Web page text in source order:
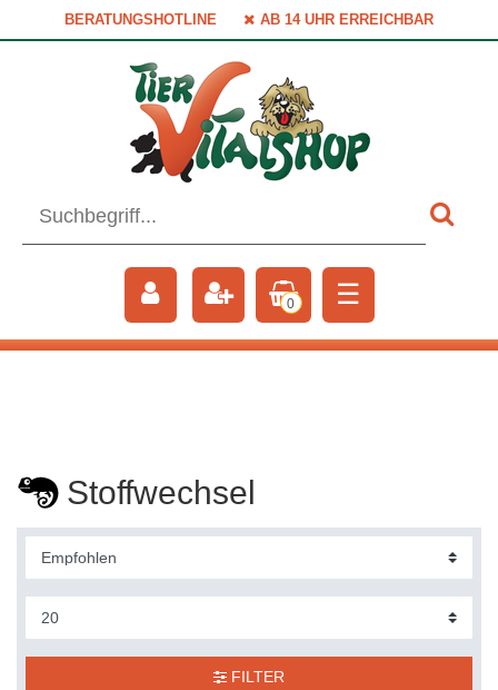
BERATUNGSHOTLINE AB 14 UHR ERREICHBAR
0 ☰
Stoffwechsel
FILTER